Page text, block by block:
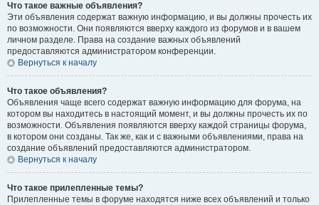
Что такое важные объявления?
Эти объявления содержат важную информацию, и вы должны прочесть их
по возможности. Они появляются вверху каждого из форумов и в вашем
личном разделе. Права на создание важных объявлений
предоставляются администратором конференции.
Вернуться к началу
Что такое объявления?
Объявления чаще всего содержат важную информацию для форума, на
котором вы находитесь в настоящий момент, и вы должны прочесть их по
возможности. Объявления появляются вверху каждой страницы форума,
в котором они созданы. Так же, как и с важными объявлениями, права на
создание объявлений предоставляются администратором.
Вернуться к началу
Что такое прилепленные темы?
Прилепленные темы в форуме находятся ниже всех объявлений и только